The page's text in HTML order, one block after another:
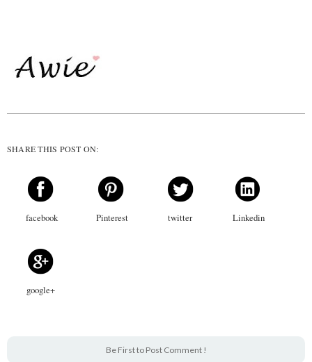
SHARE THIS POST ON:
facebook Pinterest twitter Linkedin
google+
Be First to Post Comment !